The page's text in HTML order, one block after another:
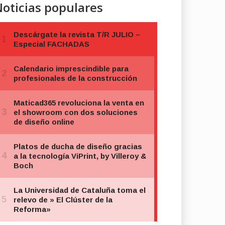
populares